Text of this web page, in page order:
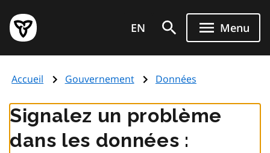
au
contenu
principal
Page
d'accueil
de
EN Menu
Accueil Gouvernement Données
Signalez un problème
dans les données :